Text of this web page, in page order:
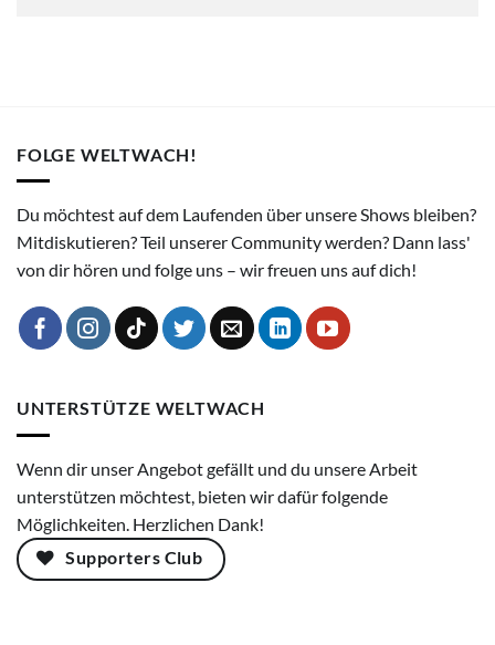
FOLGE WELTWACH!
Du möchtest auf dem Laufenden über unsere Shows bleiben?
Mitdiskutieren? Teil unserer Community werden? Dann lass'
von dir hören und folge uns – wir freuen uns auf dich!
UNTERSTÜTZE WELTWACH
Wenn dir unser Angebot gefällt und du unsere Arbeit
unterstützen möchtest, bieten wir dafür folgende
Möglichkeiten. Herzlichen Dank!
Supporters Club